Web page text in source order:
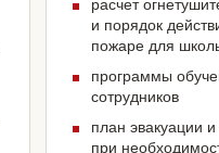
расчет
и порядок
пожаре для
программы
сотрудников
план эвакуации
при